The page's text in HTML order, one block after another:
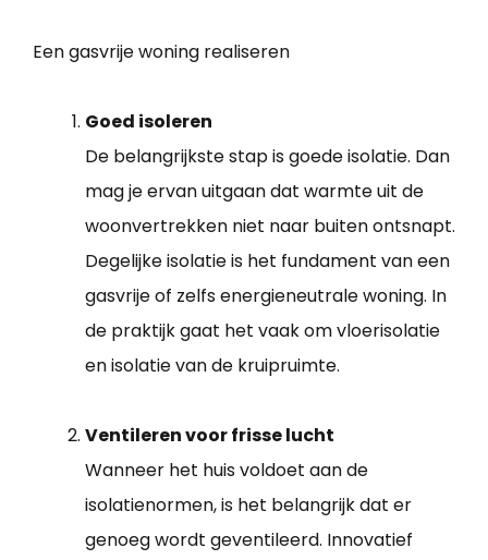
Een gasvrije woning realiseren
Goed isoleren
De belangrijkste stap is goede isolatie. Dan
mag je ervan uitgaan dat warmte uit de
woonvertrekken niet naar buiten ontsnapt.
Degelijke isolatie is het fundament van een
gasvrije of zelfs energieneutrale woning. In
de praktijk gaat het vaak om vloerisolatie
en isolatie van de kruipruimte.
Ventileren voor frisse lucht
Wanneer het huis voldoet aan de
isolatienormen, is het belangrijk dat er
genoeg wordt geventileerd. Innovatief